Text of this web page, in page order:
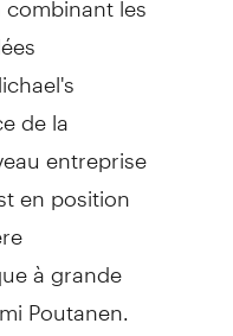
de la
entreprise
en position
à grande
Poutanen.